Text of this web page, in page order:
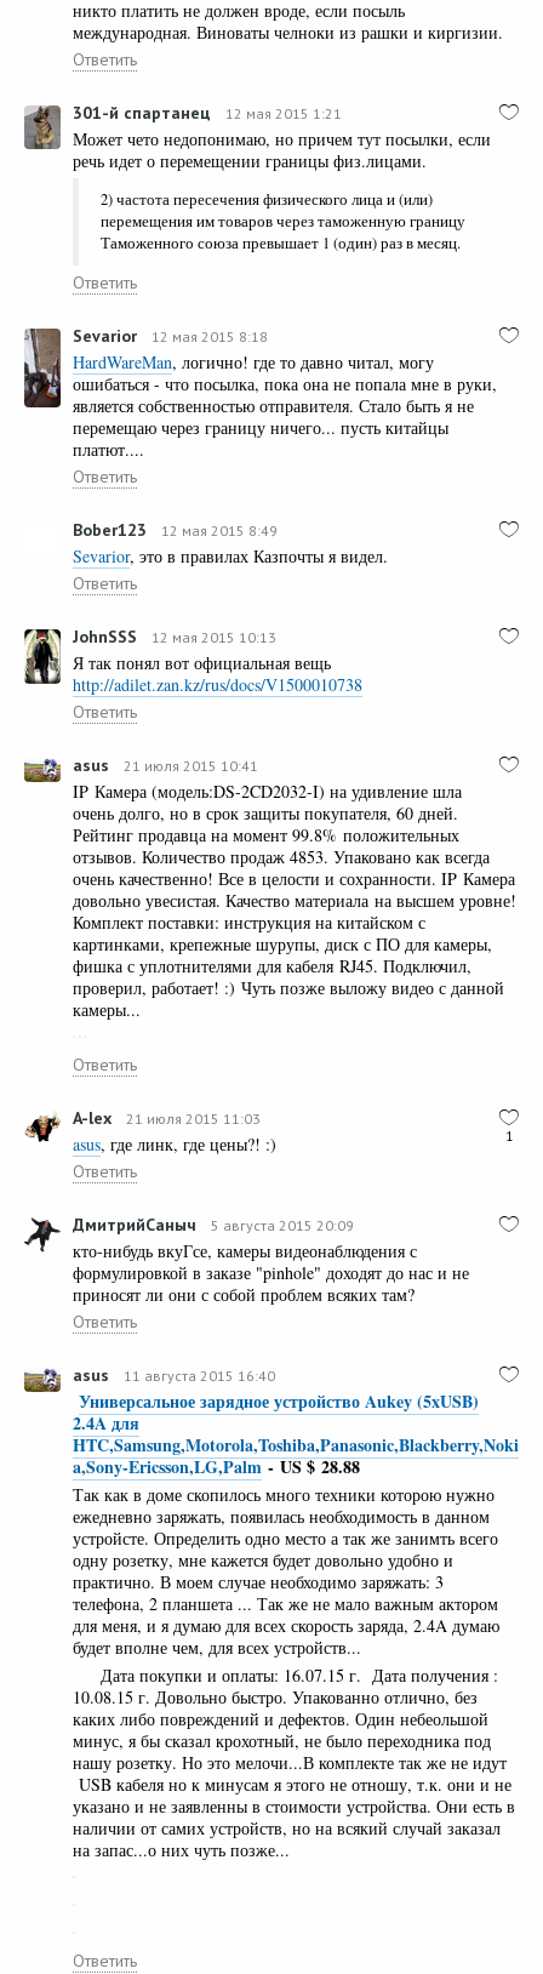
никто платить не должен вроде, если посыль
международная. Виноваты челноки из рашки и киргизии.
Ответить
301-й спартанец 12 мая 2015 1:21
Может чето недопонимаю, но причем тут посылки, если
речь идет о перемещении границы физ.лицами.
2) частота пересечения физического лица и (или)
перемещения им товаров через таможенную границу
Таможенного союза превышает 1 (один) раз в месяц.
Ответить
Sevarior 12 мая 2015 8:18
HardWareMan, логично! где то давно читал, могу
ошибаться - что посылка, пока она не попала мне в руки,
является собственностью отправителя. Стало быть я не
перемещаю через границу ничего... пусть китайцы
платют....
Ответить
Bober123 12 мая 2015 8:49
Sevarior, это в правилах Казпочты я видел.
Ответить
JohnSSS 12 мая 2015 10:13
Я так понял вот официальная вещь
http://adilet.zan.kz/rus/docs/V1500010738
Ответить
asus 21 июля 2015 10:41
IP Камера (модель:DS-2CD2032-I) на удивление шла
очень долго, но в срок защиты покупателя, 60 дней.
Рейтинг продавца на момент 99.8% положительных
отзывов. Количество продаж 4853. Упаковано как всегда
очень качественно! Все в целости и сохранности. IP Камера
довольно увесистая. Качество материала на высшем уровне!
Комплект поставки: инструкция на китайском с
картинками, крепежные шурупы, диск с ПО для камеры,
фишка с уплотнителями для кабеля RJ45. Подключил,
проверил, работает! :) Чуть позже выложу видео с данной
камеры...
Ответить
1
A-lex 21 июля 2015 11:03
asus, где линк, где цены?! :)
Ответить
ДмитрийСаныч 5 августа 2015 20:09
кто-нибудь вкуГсе, камеры видеонаблюдения с
формулировкой в заказе "pinhole" доходят до нас и не
приносят ли они с собой проблем всяких там?
Ответить
asus 11 августа 2015 16:40
Универсальное зарядное устройство Aukey (5xUSB)
2.4A для
HTC,Samsung,Motorola,Toshiba,Panasonic,Blackberry,Noki
a,Sony-Ericsson,LG,Palm- US $ 28.88
Так как в доме скопилось много техники которою нужно
ежедневно заряжать, появилась необходимость в данном
устройсте. Определить одно место а так же занимть всего
одну розетку, мне кажется будет довольно удобно и
практично. В моем случае необходимо заряжать: 3
телефона, 2 планшета ... Так же не мало важным актором
для меня, и я думаю для всех скорость заряда, 2.4A думаю
будет вполне чем, для всех устройств...
Дата покупки и оплаты: 16.07.15 г. Дата получения :
10.08.15 г. Довольно быстро. Упакованно отлично, без
каких либо повреждений и дефектов. Один небеольшой
минус, я бы сказал крохотный, не было переходника под
нашу розетку. Но это мелочи...В комплекте так же не идут
USB кабеля но к минусам я этого не отношу, т.к. они и не
указано и не заявленны в стоимости устройства. Они есть в
наличии от самих устройств, но на всякий случай заказал
на запас...о них чуть позже...
Ответить